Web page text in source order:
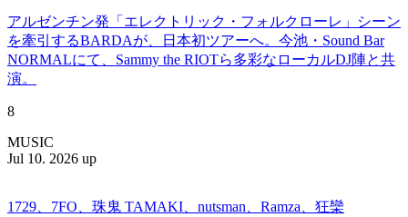
アルゼンチン発「エレクトリック・フォルクローレ」シーン
を牽引するBARDAが、日本初ツアーへ。今池・Sound Bar
NORMALにて、Sammy the RIOTら多彩なローカルDJ陣と共
演。
8
MUSIC
Jul 10. 2026 up
1729、7FO、珠鬼 TAMAKI、nutsman、Ramza、狂欒